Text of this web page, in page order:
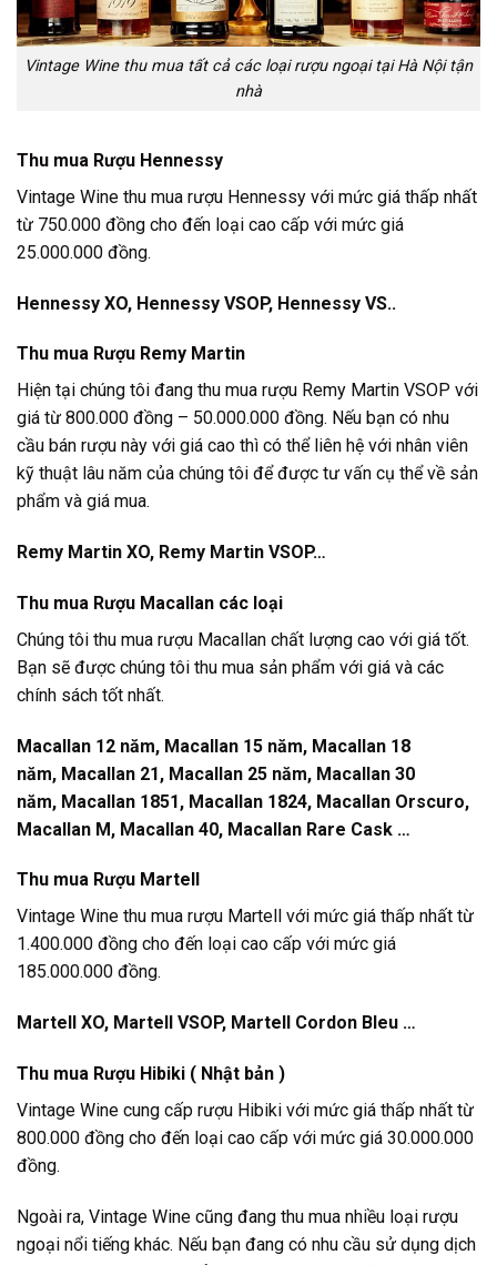
Vintage Wine thu mua tất cả các loại rượu ngoại tại Hà Nội tận
nhà
Thu mua Rượu Hennessy
Vintage Wine thu mua rượu Hennessy với mức giá thấp nhất
từ 750.000 đồng cho đến loại cao cấp với mức giá
25.000.000 đồng.
Hennessy XO, Hennessy VSOP, Hennessy VS..
Thu mua Rượu Remy Martin
Hiện tại chúng tôi đang thu mua rượu Remy Martin VSOP với
giá từ 800.000 đồng – 50.000.000 đồng. Nếu bạn có nhu
cầu bán rượu này với giá cao thì có thể liên hệ với nhân viên
kỹ thuật lâu năm của chúng tôi để được tư vấn cụ thể về sản
phẩm và giá mua.
Remy Martin XO, Remy Martin VSOP…
Thu mua Rượu Macallan các loại
Chúng tôi thu mua rượu Macallan chất lượng cao với giá tốt.
Bạn sẽ được chúng tôi thu mua sản phẩm với giá và các
chính sách tốt nhất.
Macallan 12 năm, Macallan 15 năm, Macallan 18
năm, Macallan 21, Macallan 25 năm, Macallan 30
năm, Macallan 1851, Macallan 1824, Macallan Orscuro,
Macallan M, Macallan 40, Macallan Rare Cask …
Thu mua Rượu Martell
Vintage Wine thu mua rượu Martell với mức giá thấp nhất từ
1.400.000 đồng cho đến loại cao cấp với mức giá
185.000.000 đồng.
Martell XO, Martell VSOP, Martell Cordon Bleu …
Thu mua Rượu Hibiki ( Nhật bản )
Vintage Wine cung cấp rượu Hibiki với mức giá thấp nhất từ
800.000 đồng cho đến loại cao cấp với mức giá 30.000.000
đồng.
Ngoài ra, Vintage Wine cũng đang thu mua nhiều loại rượu
ngoại nổi tiếng khác. Nếu bạn đang có nhu cầu sử dụng dịch